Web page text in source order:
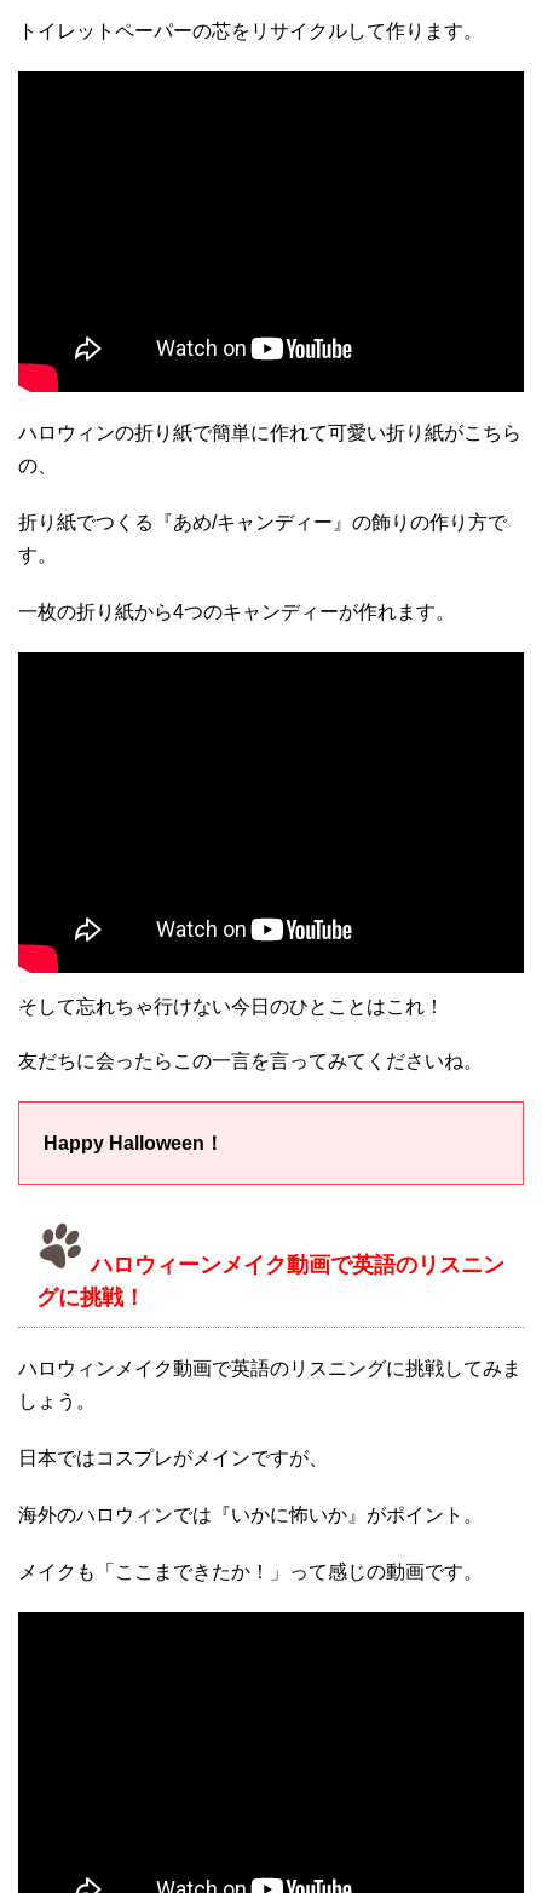
トイレットペーパーの芯をリサイクルして作ります。
ハロウィンの折り紙で簡単に作れて可愛い折り紙がこちら
の、
折り紙でつくる『あめ/キャンディー』の飾りの作り方で
す。
一枚の折り紙から4つのキャンディーが作れます。
そして忘れちゃ行けない今日のひとことはこれ！
友だちに会ったらこの一言を言ってみてくださいね。
Happy Halloween！
ハロウィーンメイク動画で英語のリスニン
グに挑戦！
ハロウィンメイク動画で英語のリスニングに挑戦してみま
しょう。
日本ではコスプレがメインですが、
海外のハロウィンでは『いかに怖いか』がポイント。
メイクも「ここまできたか！」って感じの動画です。